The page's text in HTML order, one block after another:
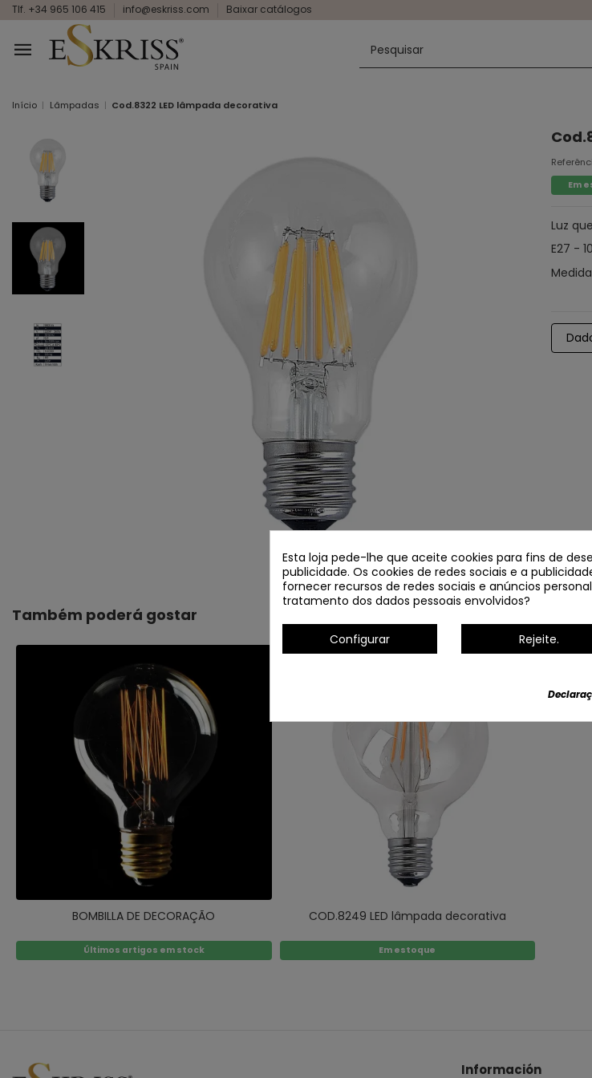
Tlf. +34 965 106 415 info@eskriss.com Baixar catálogos
Início Lâmpadas Cod.8322 LED lâmpada decorativa
Em
Luz
E27 -
Também poderá gostar
BOMBILLA DE DECORAÇÃO
Últimos artigos em stock
COD.8249 LED lâmpada decorativa
Em estoque
LED
Información
Esta loja pede-lhe que aceite cookies para fins de
publicidade. Os cookies de redes sociais e a
fornecer recursos de redes sociais e anúncios
tratamento dos dados pessoais envolvidos?
Configurar Rejeite.